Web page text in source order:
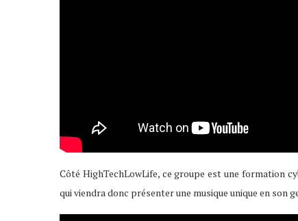
Côté HighTechLowLife, ce groupe est une formation
qui viendra donc présenter une musique unique en son